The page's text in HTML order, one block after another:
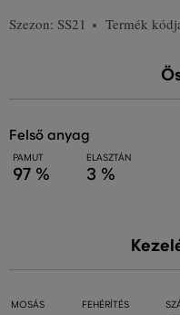
Szezon: SS21 Termék
felső anyag
PAMUT
97 %
ELASZTÁN
3 %
MOSÁS FEHÉRÍTÉS